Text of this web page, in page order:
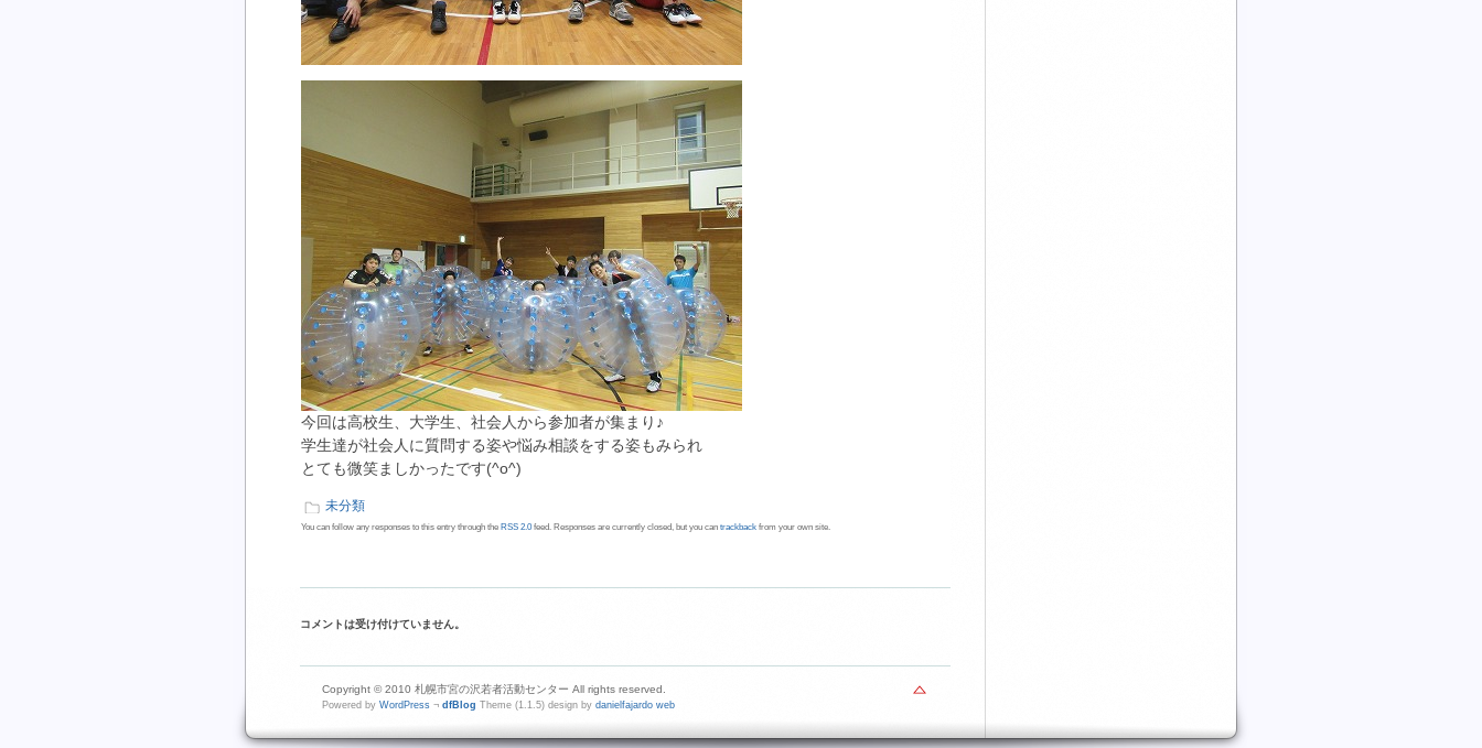
今回は高校生、大学生、社会人から参加者が集まり♪
学生達が社会人に質問する姿や悩み相談をする姿もみられ
とても微笑ましかったです(^o^)
未分類
You can follow any responses to this entry through the RSS 2.0 feed. Responses are currently closed, but you can trackback from your own site.
コメントは受け付けていません。
Copyright © 2010 札幌市宮の沢若者活動センター All rights reserved.
Powered by WordPress ¬ dfBlog Theme (1.1.5) design by danielfajardo web